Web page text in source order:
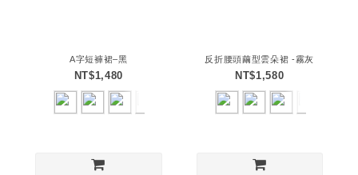
A字短褲裙–黑
NT$1,480
反折腰頭繭型雲朵裙 -霧灰
NT$1,580